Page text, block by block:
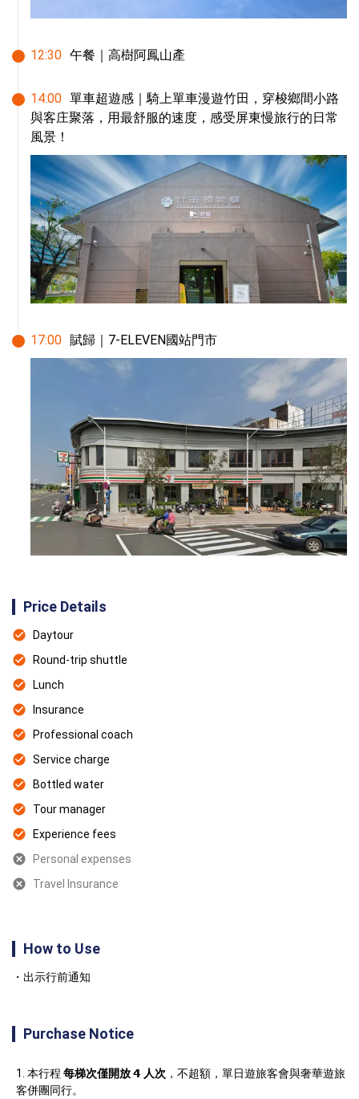
12:30 午餐｜高樹阿鳳山產
14:00 單車超遊感｜騎上單車漫遊竹田，穿梭鄉間小路
與客庄聚落，用最舒服的速度，感受屏東慢旅行的日常
風景！
17:00 賦歸｜7-ELEVEN國站門市
Price Details
Daytour
Round-trip shuttle
Lunch
Insurance
Professional coach
Service charge
Bottled water
Tour manager
Experience fees
Personal expenses
Travel Insurance
How to Use
出示行前通知
Purchase Notice
本行程 每梯次僅開放 𝟰 人次 ，不超額，單日遊旅客會與奢華遊旅
客併團同行。